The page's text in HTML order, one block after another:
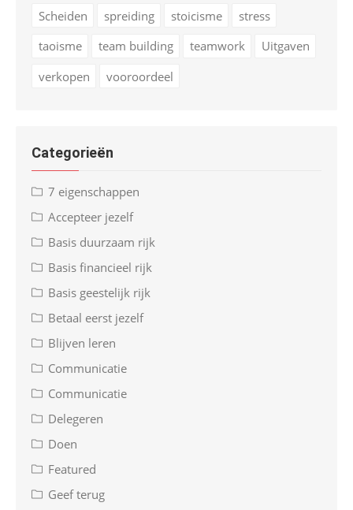
Scheiden
spreiding stoicisme
stress
taoisme
team building teamwork
Uitgaven
verkopen
vooroordeel
Categorieën
7 eigenschappen
Accepteer jezelf
Basis duurzaam rijk
Basis financieel rijk
Basis geestelijk rijk
Betaal eerst jezelf
Blijven leren
Communicatie
Communicatie
Delegeren
Doen
Featured
Geef terug